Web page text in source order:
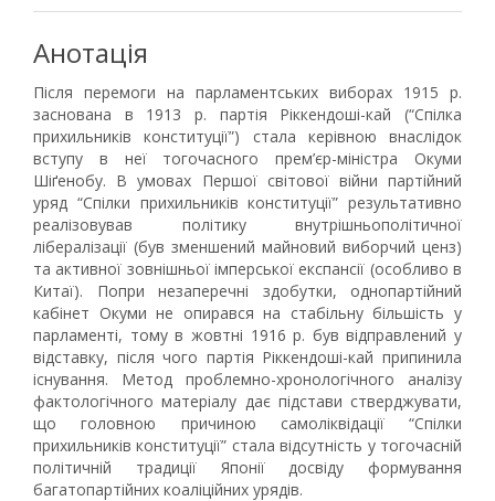
Анотація
Після перемоги на парламентських виборах 1915 р.
заснована в 1913 р. партія Ріккендоші-кай (“Спілка
прихильників конституції”) стала керівною внаслідок
вступу в неї тогочасного прем’єр-міністра Окуми
Шіґенобу. В умовах Першої світової війни партійний
уряд “Спілки прихильників конституції” результативно
реалізовував політику внутрішньополітичної
лібералізації (був зменшений майновий виборчий ценз)
та активної зовнішньої імперської експансії (особливо в
Китаї). Попри незаперечні здобутки, однопартійний
кабінет Окуми не опирався на стабільну більшість у
парламенті, тому в жовтні 1916 р. був відправлений у
відставку, після чого партія Ріккендоші-кай припинила
існування. Метод проблемно-хронологічного аналізу
фактологічного матеріалу дає підстави стверджувати,
що головною причиною самоліквідації “Спілки
прихильників конституції” стала відсутність у тогочасній
політичній традиції Японії досвіду формування
багатопартійних коаліційних урядів.